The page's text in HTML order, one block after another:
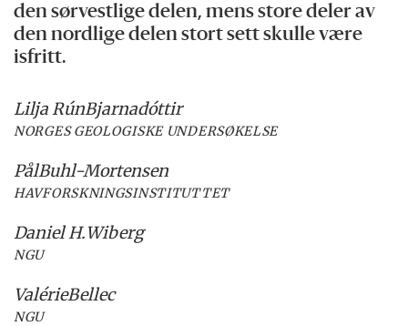
den sørvestlige delen, mens store deler av
den nordlige delen stort sett skulle være
isfritt.
Lilja RúnBjarnadóttir
NORGES GEOLOGISKE UNDERSØKELSE
PålBuhl-Mortensen
HAVFORSKNINGSINSTITUTTET
Daniel H.Wiberg
NGU
ValérieBellec
NGU